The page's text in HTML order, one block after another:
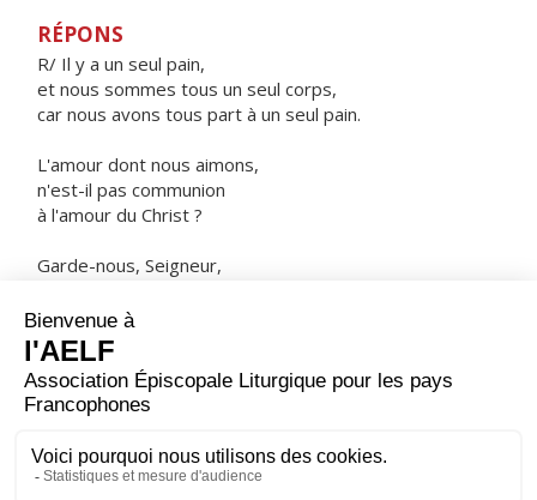
RÉPONS
R/ Il y a un seul pain,
et nous sommes tous un seul corps,
car nous avons tous part à un seul pain.
L'amour dont nous aimons,
n'est-il pas communion
à l'amour du Christ ?
Garde-nous, Seigneur,
par le lien de la paix.
ORAISON
long de notre vie les grâces que nous offre le temps
pascal.